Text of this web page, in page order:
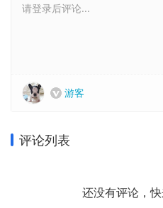
请登录后评论...
游客
评论列表
还没有评论，